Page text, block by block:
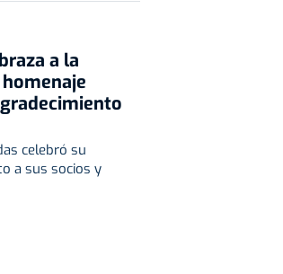
a la
celebró su
a sus socios y